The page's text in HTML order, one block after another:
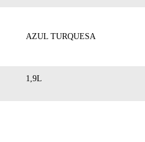
AZUL TURQUESA
1,9L